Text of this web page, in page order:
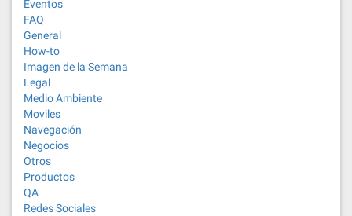
Eventos
FAQ
General
How-to
Imagen de la Semana
Legal
Medio Ambiente
Moviles
Navegación
Negocios
Otros
Productos
QA
Redes Sociales